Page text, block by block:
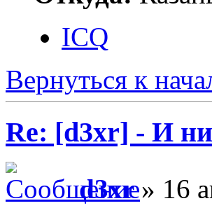
ICQ
Вернуться к
Re: [d3xr] - И
d3xr» 16